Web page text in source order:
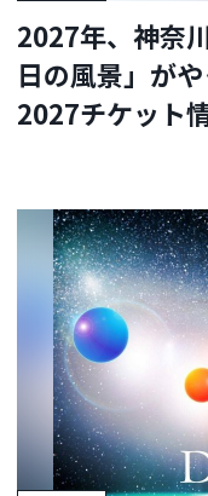
2027年、神奈
日の風景」が
2027チケット